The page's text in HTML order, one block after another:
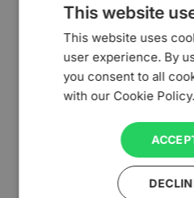
This website
This website uses
user experience. By
you consent to all
with our Cookie Policy.